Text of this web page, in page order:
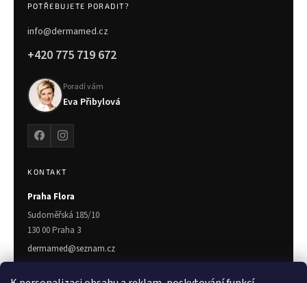
POTŘEBUJETE PORADIT?
info@dermamed.cz
+420 775 719 672
Poradí vám
Eva Přibylová
KONTAKT
Praha Flora
Sudoměřská 185/10
130 00 Praha 3
dermamed@seznam.cz
775 719 672